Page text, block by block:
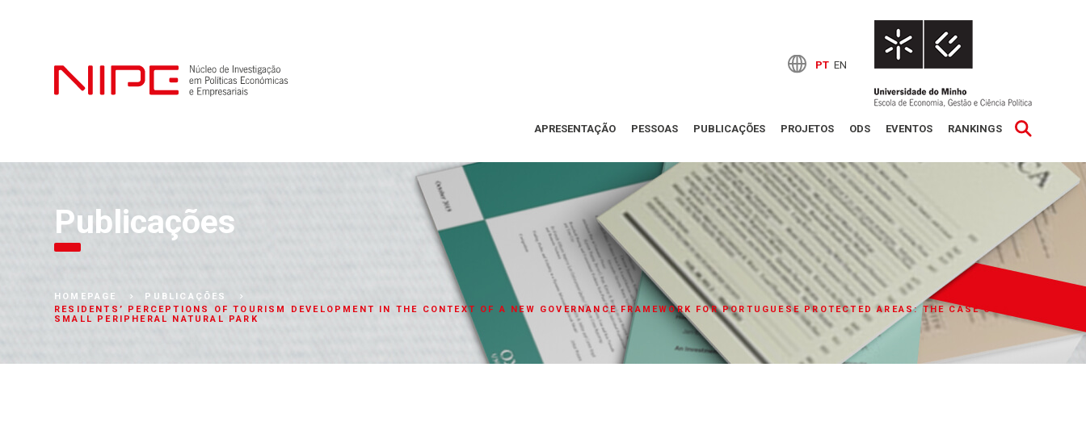
PT EN
APRESENTAÇÃO PESSOAS PUBLICAÇÕES PROJETOS ODS EVENTOS RANKINGS
Publicações
HOMEPAGE
PUBLICAÇÕES
RESIDENTS’ PERCEPTIONS OF TOURISM DEVELOPMENT IN THE CONTEXT OF A NEW GOVERNANCE FRAMEWORK FOR PORTUGUESE PROTECTED AREAS: THE CASE OF A
SMALL PERIPHERAL NATURAL PARK